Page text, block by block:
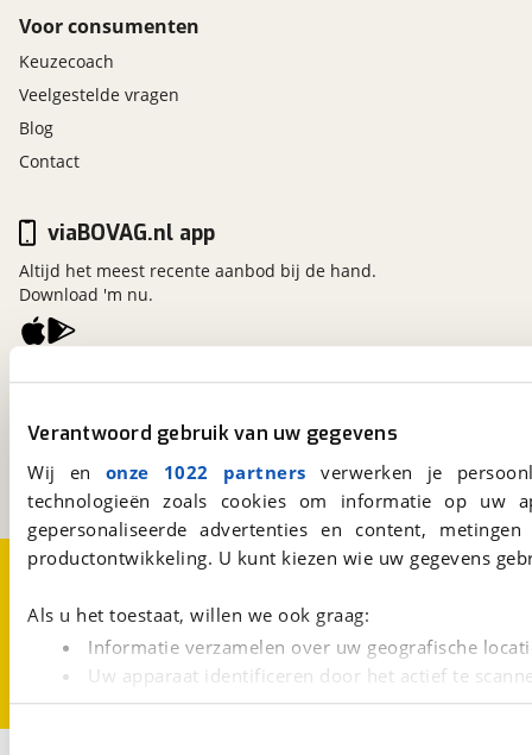
Verantwoord gebruik van uw gegevens
Wij en onze 1022 partners verwerken je
technologieën zoals cookies om informatie op
gepersonaliseerde advertenties en content,
productontwikkeling. U kunt kiezen wie uw gegevens
Als u het toestaat, willen we ook graag:
Informatie verzamelen over uw geografische
Uw apparaat identificeren door het actief te
Lees meer over hoe uw persoonlijke gegevens worden
Voor consumenten
Keuzecoach
Veelgestelde vragen
Blog
Contact
viaBOVAG.nl
3981 AJ Bunnik
Een initiatief van
BOVAG
viaBOVAG.nl app
Altijd het meest recente aanbod bij de hand.
Download 'm nu.
Over viaBOVAG.nlDisclaimer- en Privacyverklaring